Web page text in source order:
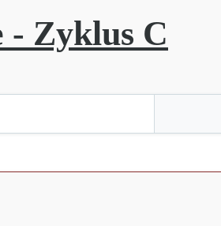
- Zyklus C